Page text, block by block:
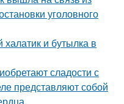
уголовного
и бутылка в
сладости с
представляют собой